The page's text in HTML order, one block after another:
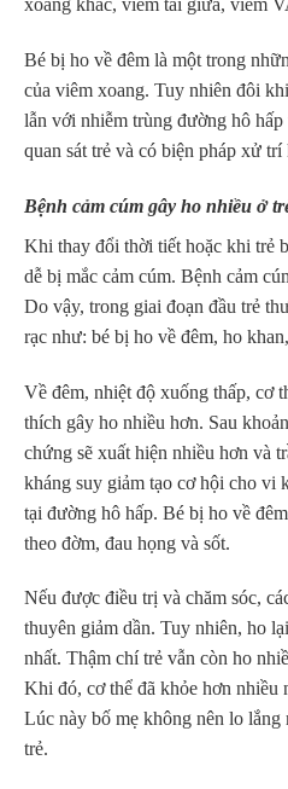
xoang khác, viêm tai giữa, viêm
Bé bị ho về đêm là một trong
của viêm xoang. Tuy nhiên đôi
lẫn với nhiễm trùng đường hô
quan sát trẻ và có biện pháp xử
Bệnh cảm cúm gây ho nhiều ở
Khi thay đổi thời tiết hoặc khi trẻ
dễ bị mắc cảm cúm. Bệnh cảm
Do vậy, trong giai đoạn đầu trẻ
rạc như: bé bị ho về đêm, ho
Về đêm, nhiệt độ xuống thấp, cơ
thích gây ho nhiều hơn. Sau
chứng sẽ xuất hiện nhiều hơn và
kháng suy giảm tạo cơ hội cho vi
tại đường hô hấp. Bé bị ho về
theo đờm, đau họng và sốt.
Nếu được điều trị và chăm sóc,
thuyên giảm dần. Tuy nhiên, ho
nhất. Thậm chí trẻ vẫn còn ho
Khi đó, cơ thể đã khỏe hơn nhiều
Lúc này bố mẹ không nên lo lắng
trẻ.